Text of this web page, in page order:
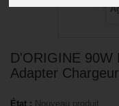
D'ORIGINE 90W
Adapter Chargeur
État : Nouveau produit